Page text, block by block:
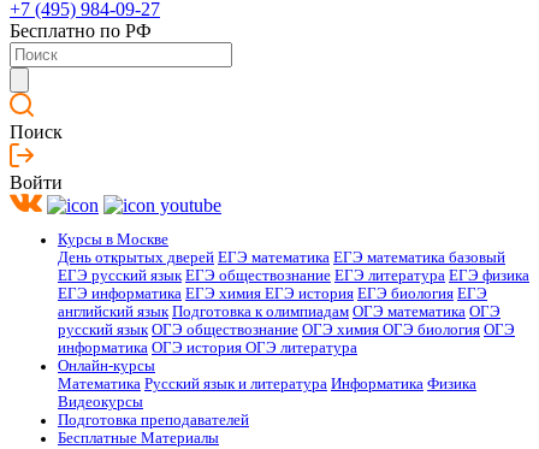
+7 (495) 984-09-27
Бесплатно по РФ
Поиск
Войти
Курсы в Москве
День открытых дверей ЕГЭ математика ЕГЭ математика базовый
ЕГЭ русский язык ЕГЭ обществознание ЕГЭ литература ЕГЭ физика
ЕГЭ информатика ЕГЭ химия ЕГЭ история ЕГЭ биология ЕГЭ
английский язык Подготовка к олимпиадам ОГЭ математика ОГЭ
русский язык ОГЭ обществознание ОГЭ химия ОГЭ биология ОГЭ
информатика ОГЭ история ОГЭ литература
Онлайн-курсы
Математика Русский язык и литература Информатика Физика
Видеокурсы
Подготовка преподавателей
Бесплатные Материалы